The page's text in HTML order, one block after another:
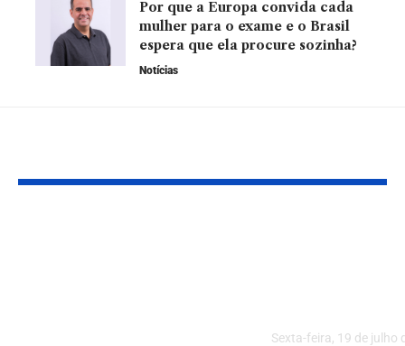
Por que a Europa convida cada
mulher para o exame e o Brasil
espera que ela procure sozinha?
Notícias
Sexta-feira, 19 de julho